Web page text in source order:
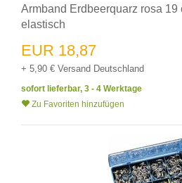
Armband Erdbeerquarz rosa 19
elastisch
EUR 18,87
+ 5,90 € Versand Deutschland
sofort lieferbar, 3 - 4 Werktage
Zu Favoriten hinzufügen